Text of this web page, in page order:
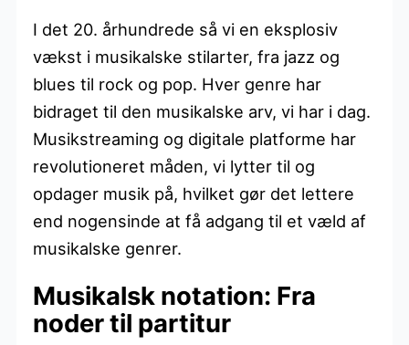
I det 20. århundrede så vi en eksplosiv
vækst i musikalske stilarter, fra jazz og
blues til rock og pop. Hver genre har
bidraget til den musikalske arv, vi har i dag.
Musikstreaming og digitale platforme har
revolutioneret måden, vi lytter til og
opdager musik på, hvilket gør det lettere
end nogensinde at få adgang til et væld af
musikalske genrer.
Musikalsk notation: Fra
noder til partitur